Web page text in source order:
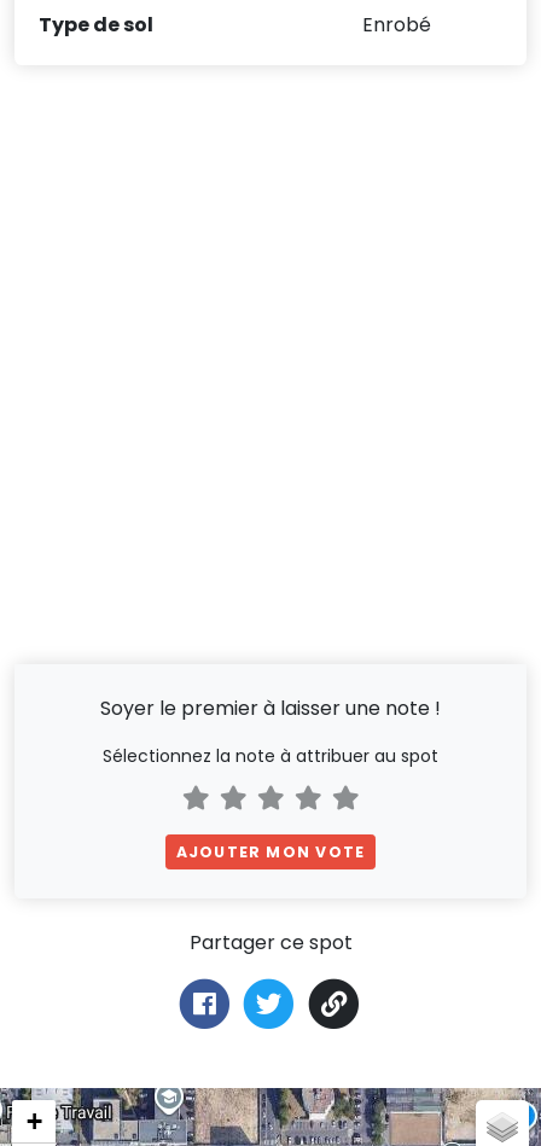
Type de sol
Enrobé
Soyer le premier à laisser une note !
Sélectionnez la note à attribuer au spot
AJOUTER MON VOTE
Partager ce spot
+